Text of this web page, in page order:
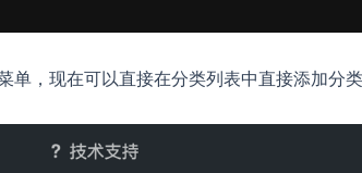
单，现在可以直接在分类列表中直接添加分